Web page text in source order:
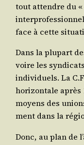
tout attendre du
face à cette
Dans la plu­part
voire les
indi­vi­duels. La
hori­zon­tale après
moyens des
ment dans la
Donc, au plan de